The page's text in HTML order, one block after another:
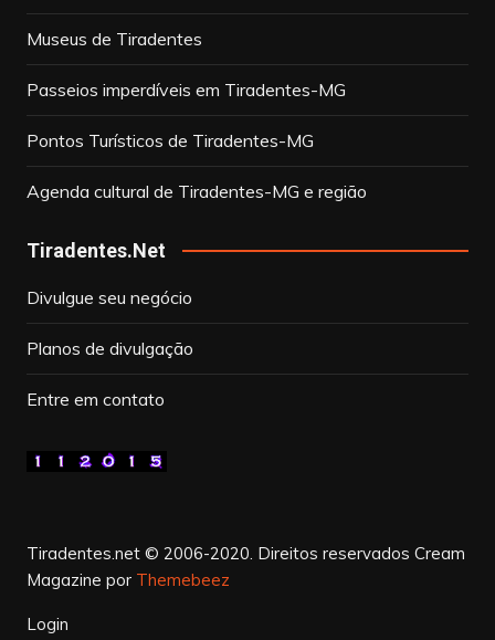
Museus de Tiradentes
Passeios imperdíveis em Tiradentes-MG
Pontos Turísticos de Tiradentes-MG
Agenda cultural de Tiradentes-MG e região
Tiradentes.Net
Divulgue seu negócio
Planos de divulgação
Entre em contato
Tiradentes.net © 2006-2020. Direitos reservados Cream
Magazine por Themebeez
Login